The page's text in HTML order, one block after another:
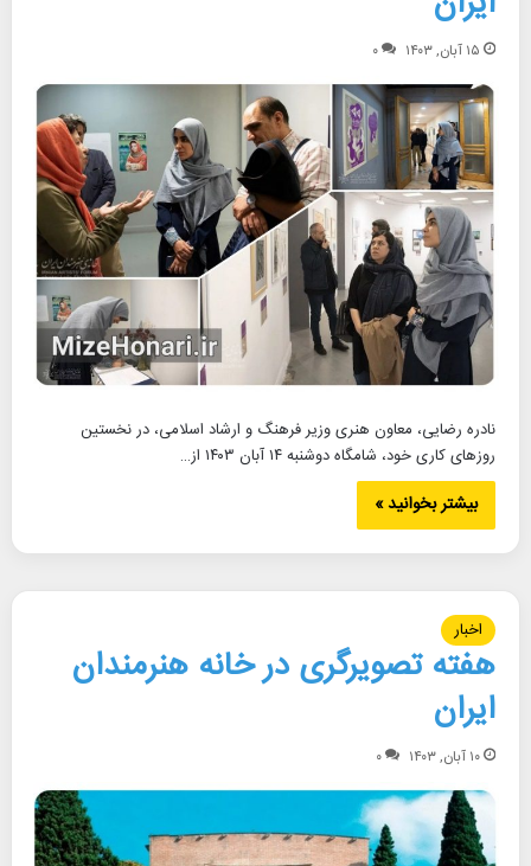
۱۵ آبان, ۱۴۰۳ ۰
نادره رضایی، معاون هنری وزیر فرهنگ و ارشاد اسلامی، در نخستین
روزهای کاری خود، شامگاه دوشنبه ۱۴ آبان ۱۴۰۳ از…
بیشتر بخوانید »
اخبار
هفته تصویرگری در خانه هنرمندان
ایران
۱۰ آبان, ۱۴۰۳ ۰